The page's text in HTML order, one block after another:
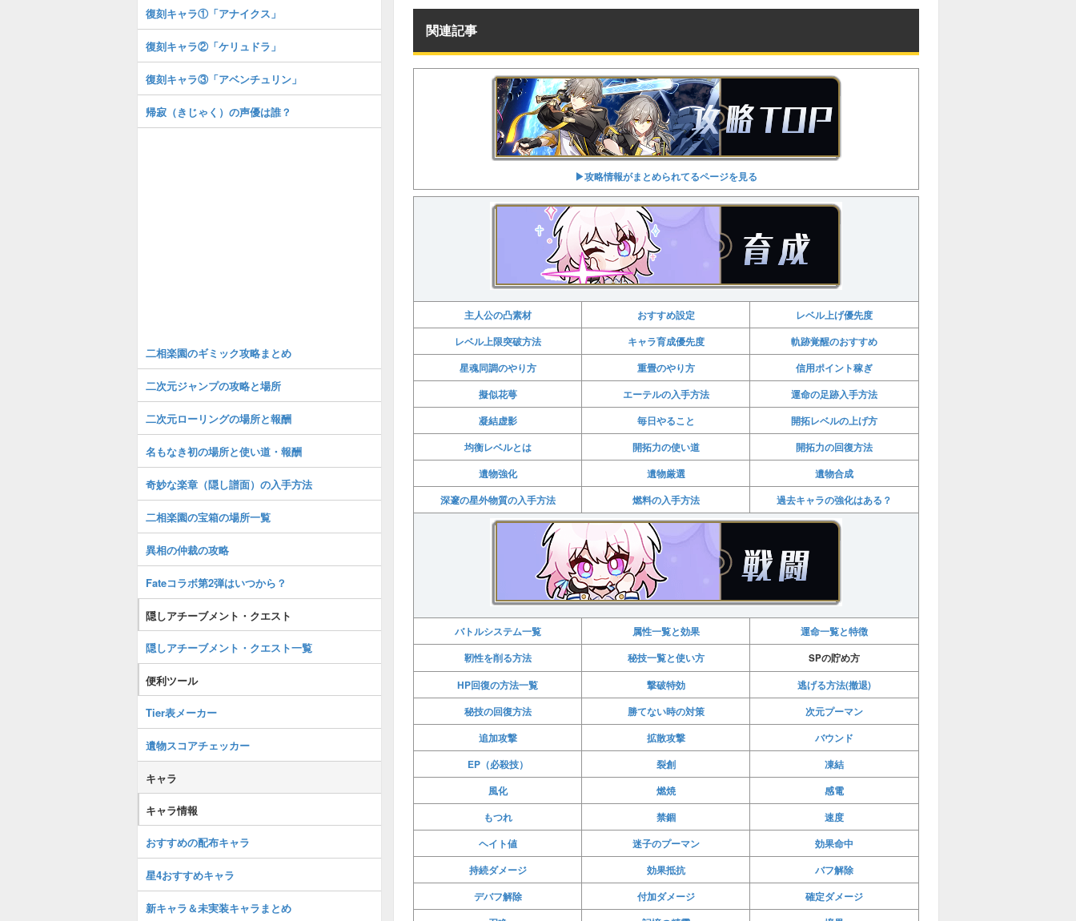
関連記事
▶︎攻略情報がまとめられてるページを見る
主人公の凸素材 おすすめ設定
レベル上げ優先度
レベル上限突破方法
キャラ育成優先度
軌跡覚醒のおすすめ
星魂同調のやり方
重畳のやり方
信用ポイント稼ぎ
擬似花萼
エーテルの入手方法
運命の足跡入手方法
凝結虚影
毎日やること
開拓レベルの上げ方
均衡レベルとは
開拓力の使い道
開拓力の回復方法
遺物強化
遺物厳選
遺物合成
深邃の星外物質の入手方法
燃料の入手方法 過去キャラの強化はある？
バトルシステム一覧 属性一覧と効果
運命一覧と特徴
靭性を削る方法
秘技一覧と使い方 SPの貯め方
HP回復の方法一覧 撃破特効
逃げる方法(撤退)
秘技の回復方法
勝てない時の対策
次元プーマン
追加攻撃
拡散攻撃
バウンド
EP（必殺技）
裂創
凍結
風化
燃焼
感電
もつれ
禁錮
速度
ヘイト値
迷子のプーマン
効果命中
持続ダメージ
効果抵抗
バフ解除
デバフ解除
付加ダメージ
確定ダメージ
復刻キャラ①「アナイクス」
復刻キャラ②「ケリュドラ」
復刻キャラ③「アベンチュリン」
帰寂（きじゃく）の声優は誰？
二相楽園のギミック攻略まとめ
二次元ジャンプの攻略と場所
二次元ローリングの場所と報酬
名もなき初の場所と使い道・報酬
奇妙な楽章（隠し譜面）の入手方法
二相楽園の宝箱の場所一覧
異相の仲裁の攻略
Fateコラボ第2弾はいつから？
隠しアチーブメント・クエスト
隠しアチーブメント・クエスト一覧
便利ツール
Tier表メーカー
遺物スコアチェッカー
キャラ
キャラ情報
おすすめの配布キャラ
星4おすすめキャラ
新キャラ＆未実装キャラまとめ